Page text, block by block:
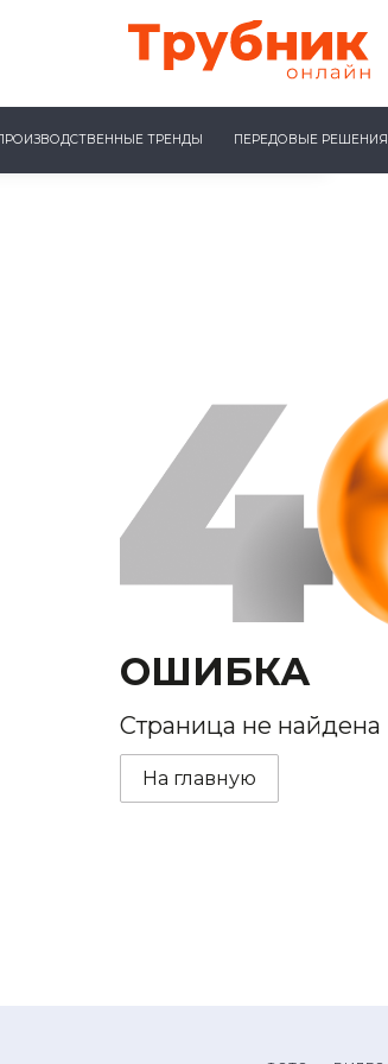
ТРЕНДЫ ПЕРЕДОВЫЕ РЕШЕНИЯ
ОШИБКА
Страница не найдена
На главную